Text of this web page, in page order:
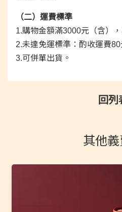
（二）運費標準
1.購物金額滿3000元（含）
2.未達免運標準：酌收運費80
3.可併單出貨。
回列
其他義